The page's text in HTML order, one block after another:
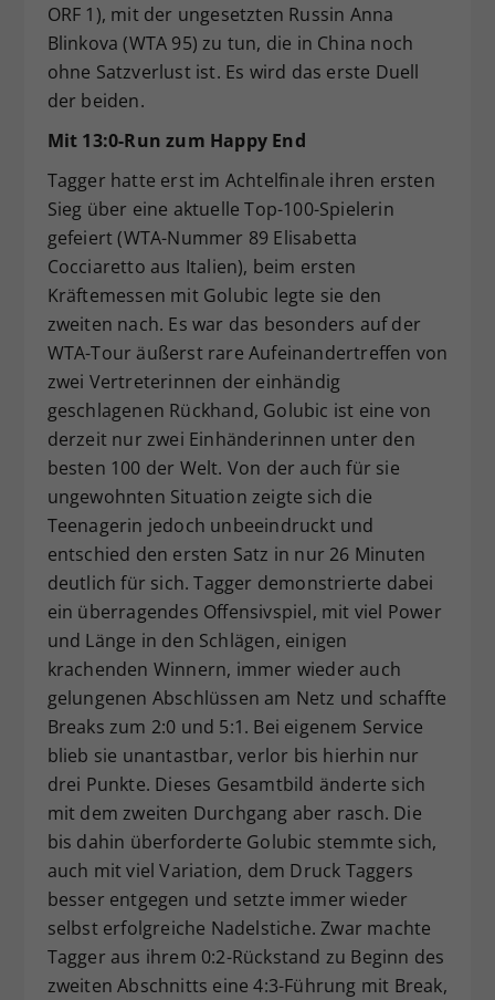
ORF 1), mit der ungesetzten Russin Anna
Blinkova (WTA 95) zu tun, die in China noch
ohne Satzverlust ist. Es wird das erste Duell
der beiden.
Mit 13:0-Run zum Happy End
Tagger hatte erst im Achtelfinale ihren ersten
Sieg über eine aktuelle Top-100-Spielerin
gefeiert (WTA-Nummer 89 Elisabetta
Cocciaretto aus Italien), beim ersten
Kräftemessen mit Golubic legte sie den
zweiten nach. Es war das besonders auf der
WTA-Tour äußerst rare Aufeinandertreffen von
zwei Vertreterinnen der einhändig
geschlagenen Rückhand, Golubic ist eine von
derzeit nur zwei Einhänderinnen unter den
besten 100 der Welt. Von der auch für sie
ungewohnten Situation zeigte sich die
Teenagerin jedoch unbeeindruckt und
entschied den ersten Satz in nur 26 Minuten
deutlich für sich. Tagger demonstrierte dabei
ein überragendes Offensivspiel, mit viel Power
und Länge in den Schlägen, einigen
krachenden Winnern, immer wieder auch
gelungenen Abschlüssen am Netz und schaffte
Breaks zum 2:0 und 5:1. Bei eigenem Service
blieb sie unantastbar, verlor bis hierhin nur
drei Punkte. Dieses Gesamtbild änderte sich
mit dem zweiten Durchgang aber rasch. Die
bis dahin überforderte Golubic stemmte sich,
auch mit viel Variation, dem Druck Taggers
besser entgegen und setzte immer wieder
selbst erfolgreiche Nadelstiche. Zwar machte
Tagger aus ihrem 0:2-Rückstand zu Beginn des
zweiten Abschnitts eine 4:3-Führung mit Break,